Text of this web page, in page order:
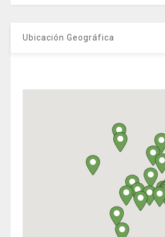
Ubicación Geográfica